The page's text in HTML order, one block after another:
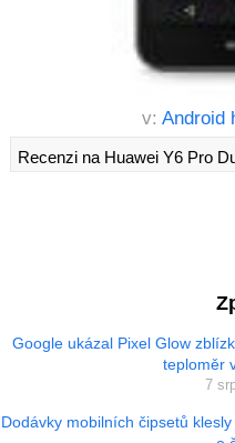
v: Android
Recenzi na Huawei Y6 Pro
Google ukázal Pixel Glow
teploměr
7
Dodávky mobilních čipsetů